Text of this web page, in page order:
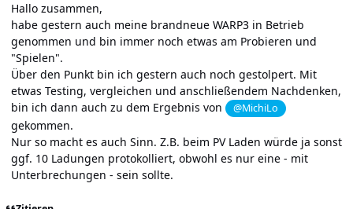
Hallo zusammen,
habe gestern auch meine brandneue WARP3 in Betrieb
genommen und bin immer noch etwas am Probieren und
"Spielen".
Über den Punkt bin ich gestern auch noch gestolpert. Mit
etwas Testing, vergleichen und anschließendem Nachdenken,
bin ich dann auch zu dem Ergebnis von
@MichiLo
gekommen.
Nur so macht es auch Sinn. Z.B. beim PV Laden würde ja sonst
ggf. 10 Ladungen protokolliert, obwohl es nur eine - mit
Unterbrechungen - sein sollte.